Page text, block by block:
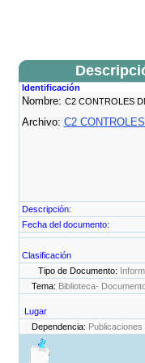
Identificación
Nombre: C2 CONTROLES
Archivo: C2
Descripción:
Fecha del documento:
Clasificación
Tipo de Documento:
Tema: Biblioteca-
Lugar
Dependencia: